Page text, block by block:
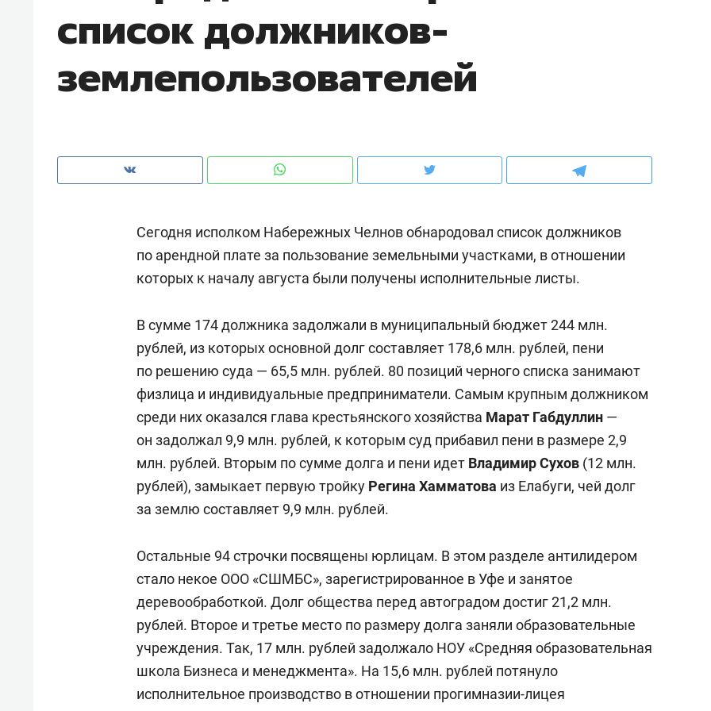
список должников-
землепользователей
Сегодня исполком Набережных Челнов обнародовал список должников
по арендной плате за пользование земельными участками, в отношении
которых к началу августа были получены исполнительные листы.
В сумме 174 должника задолжали в муниципальный бюджет 244 млн.
рублей, из которых основной долг составляет 178,6 млн. рублей, пени
по решению суда — 65,5 млн. рублей. 80 позиций черного списка занимают
физлица и индивидуальные предприниматели. Самым крупным должником
среди них оказался глава крестьянского хозяйства Марат Габдуллин —
он задолжал 9,9 млн. рублей, к которым суд прибавил пени в размере 2,9
млн. рублей. Вторым по сумме долга и пени идет Владимир Сухов (12 млн.
рублей), замыкает первую тройку Регина Хамматова из Елабуги, чей долг
за землю составляет 9,9 млн. рублей.
Остальные 94 строчки посвящены юрлицам. В этом разделе антилидером
стало некое ООО «СШМБС», зарегистрированное в Уфе и занятое
деревообработкой. Долг общества перед автоградом достиг 21,2 млн.
рублей. Второе и третье место по размеру долга заняли образовательные
учреждения. Так, 17 млн. рублей задолжало НОУ «Средняя образовательная
школа Бизнеса и менеджмента». На 15,6 млн. рублей потянуло
исполнительное производство в отношении прогимназии-лицея
чем интересен Оман?
клиентах и чудных запросах мастеров
строят тишину в казанском
ЖК «Заря»
Рекомендуем
«Директорский невроз» –
когда человек не считает
свою сверхнагрузку
стрессом»
Наседкина: «Ремонт
с мебелью за 2
для меня это